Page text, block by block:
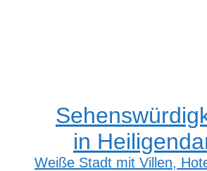
in
Weiße Stadt mit Villen,